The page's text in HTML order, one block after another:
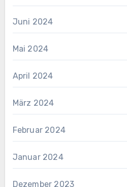
Juni 2024
Mai 2024
April 2024
März 2024
Februar 2024
Januar 2024
Dezember 2023